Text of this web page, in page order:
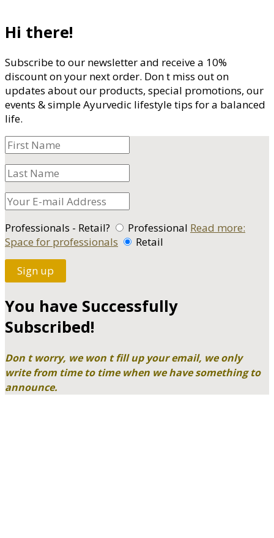
Hi there!
Subscribe to our newsletter and receive a 10%
discount on your next order. Don t miss out on
updates about our products, special promotions, our
events & simple Ayurvedic lifestyle tips for a balanced
life.
Professionals - Retail? Professional Read more:
Space for professionals
Retail
Sign up
You have Successfully
Subscribed!
Don t worry, we won t fill up your email, we only
write from time to time when we have something to
announce.